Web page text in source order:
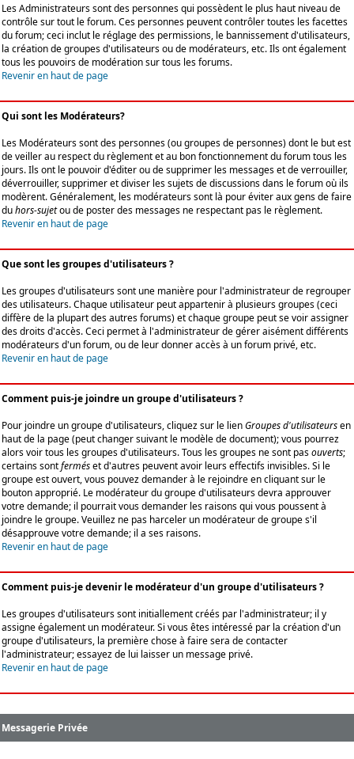
Les Administrateurs sont des personnes qui possèdent le plus haut niveau de
contrôle sur tout le forum. Ces personnes peuvent contrôler toutes les facettes
du forum; ceci inclut le réglage des permissions, le bannissement d'utilisateurs,
la création de groupes d'utilisateurs ou de modérateurs, etc. Ils ont également
tous les pouvoirs de modération sur tous les forums.
Revenir en haut de page
Qui sont les Modérateurs?
Les Modérateurs sont des personnes (ou groupes de personnes) dont le but est
de veiller au respect du règlement et au bon fonctionnement du forum tous les
jours. Ils ont le pouvoir d'éditer ou de supprimer les messages et de verrouiller,
déverrouiller, supprimer et diviser les sujets de discussions dans le forum où ils
modèrent. Généralement, les modérateurs sont là pour éviter aux gens de faire
duhors-sujetou de poster des messages ne respectant pas le règlement.
Revenir en haut de page
Que sont les groupes d'utilisateurs ?
Les groupes d'utilisateurs sont une manière pour l'administrateur de regrouper
des utilisateurs. Chaque utilisateur peut appartenir à plusieurs groupes (ceci
diffère de la plupart des autres forums) et chaque groupe peut se voir assigner
des droits d'accès. Ceci permet à l'administrateur de gérer aisément différents
modérateurs d'un forum, ou de leur donner accès à un forum privé, etc.
Revenir en haut de page
Comment puis-je joindre un groupe d'utilisateurs ?
Pour joindre un groupe d'utilisateurs, cliquez sur le lienGroupes d'utilisateursen
haut de la page (peut changer suivant le modèle de document); vous pourrez
alors voir tous les groupes d'utilisateurs. Tous les groupes ne sont pasouverts;
certains sontferméset d'autres peuvent avoir leurs effectifs invisibles. Si le
groupe est ouvert, vous pouvez demander à le rejoindre en cliquant sur le
bouton approprié. Le modérateur du groupe d'utilisateurs devra approuver
votre demande; il pourrait vous demander les raisons qui vous poussent à
joindre le groupe. Veuillez ne pas harceler un modérateur de groupe s'il
désapprouve votre demande; il a ses raisons.
Revenir en haut de page
Comment puis-je devenir le modérateur d'un groupe d'utilisateurs ?
Les groupes d'utilisateurs sont initiallement créés par l'administrateur; il y
assigne également un modérateur. Si vous êtes intéressé par la création d'un
groupe d'utilisateurs, la première chose à faire sera de contacter
l'administrateur; essayez de lui laisser un message privé.
Revenir en haut de page
Messagerie Privée